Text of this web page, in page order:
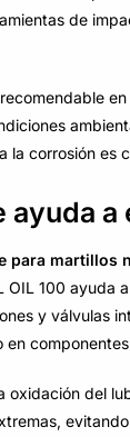
de
la corrosión es
ayuda a
para martillos
OIL 100 ayuda
y válvulas
en
oxidación del